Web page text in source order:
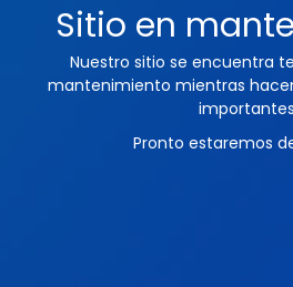
Sitio en
Nuestro sitio se encuentra
mantenimiento mientras
Pronto estaremos